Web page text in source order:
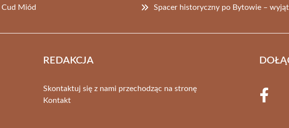
Cud Miód Spacer historyczny po Bytowie –
REDAKCJA
Skontaktuj się z nami przechodząc na stronę
Kontakt